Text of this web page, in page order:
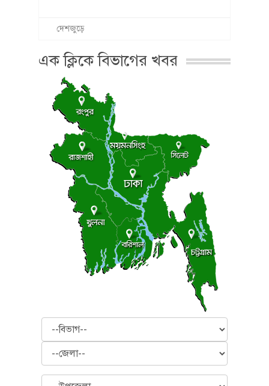
দেশজুড়ে
এক ক্লিকে বিভাগের খবর
বিভাগ
জেলা
উপজেলা